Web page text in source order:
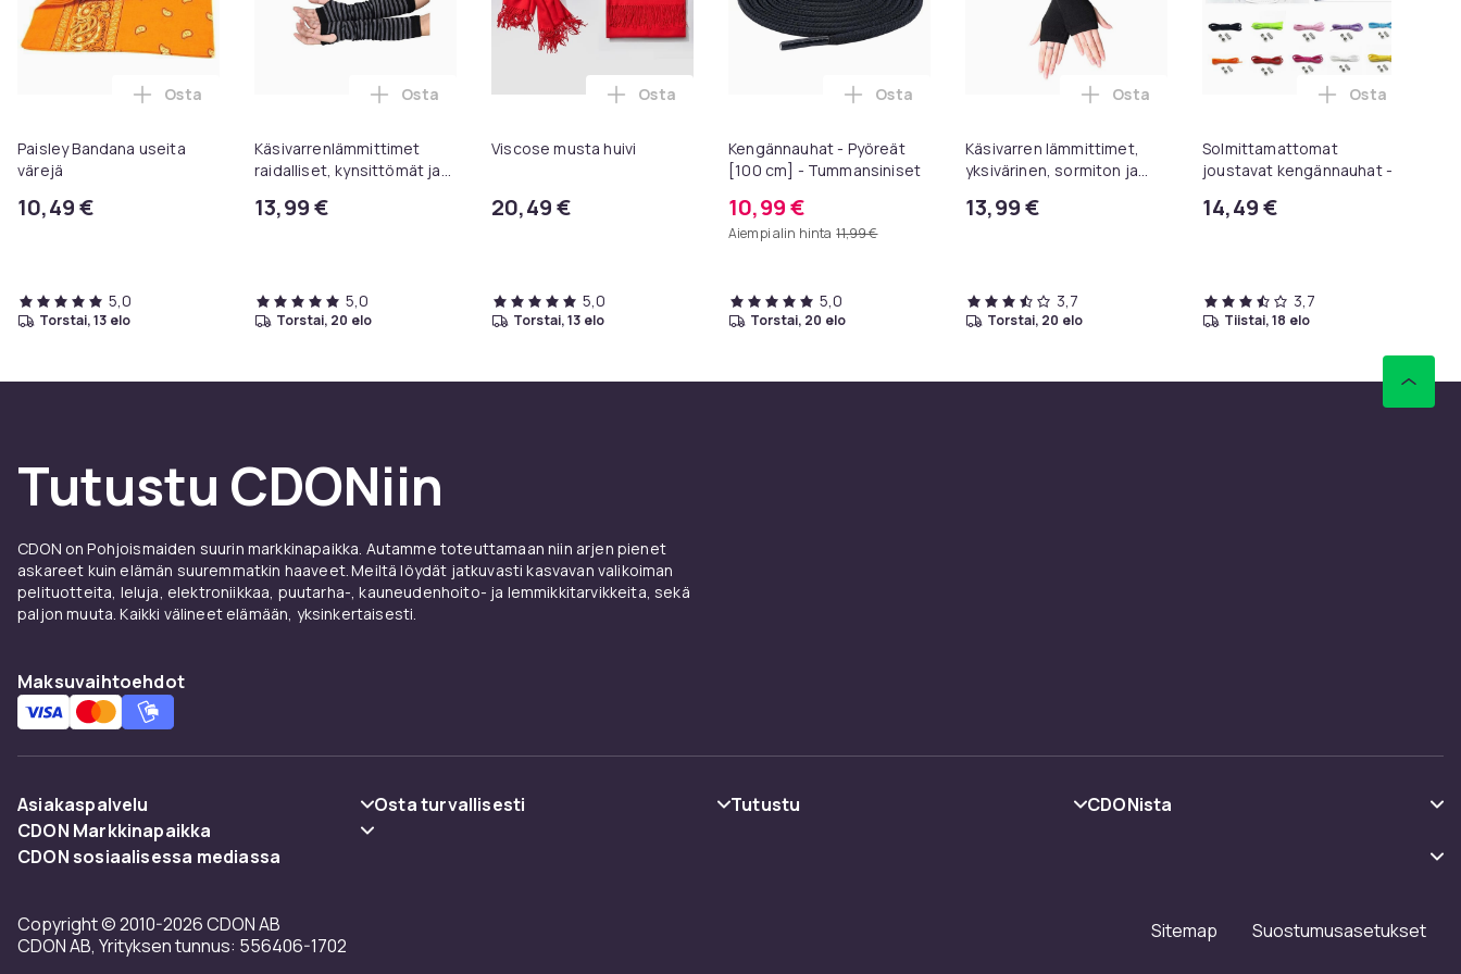
Paisley Bandana useita
värejä
10,49 €
Lisää Paisley Bandana useita värejä ostoskoriin
Osta
5,0
torstai, 13 elo
Käsivarrenlämmittimet
raidalliset, kynsittömät ja
värivaihtoehtoja
13,99 €
Lisää Käsivarrenlämmittimet raidalliset, kynsittömät ja puolipitkät - Useita värivaihtoehtoja ostoskoriin
Osta
5,0
torstai, 20 elo
Viscose musta huivi
20,49 €
Lisää Viscose musta huivi ostoskoriin
Osta
5,0
torstai, 13 elo
Kengännauhat - Pyöreät
[100 cm] - Tummansiniset
10,99 €
Aiempi alin hinta 11,99 €
Lisää Kengännauhat - Pyöreät [100 cm] - Tummansiniset ostoskoriin
Osta
5,0
torstai, 20 elo
Käsivarren lämmittimet,
yksivärinen, sormiton ja
13,99 €
Lisää Käsivarren lämmittimet, yksivärinen,
Osta
3,7
torstai, 20 elo
Solmittamattomat
joustavat kengännauhat -
14,49 €
Lisää
Osta
3,7
tiistai, 18 elo
Tutustu CDONiin
CDON on Pohjoismaiden suurin markkinapaikka. Autamme toteuttamaan niin arjen pienet
askareet kuin elämän suuremmatkin haaveet. Meiltä löydät jatkuvasti kasvavan valikoiman
pelituotteita, leluja, elektroniikkaa, puutarha-, kauneudenhoito- ja lemmikkitarvikkeita, sekä
paljon muuta. Kaikki välineet elämään, yksinkertaisesti.
Maksuvaihtoehdot
Asiakaspalvelu
Usein kysyttyä (UKK)
Peruuta & palauta tästä
Osta turvallisesti
Tutustu
CDONista
Työskentele kanssamme
CDON Markkinapaikka
Merchant Help Center
CDON sosiaalisessa mediassa
Copyright © 2010-2026 CDON AB
CDON AB, Yrityksen tunnus: 556406-1702
Sitemap Suostumusasetukset